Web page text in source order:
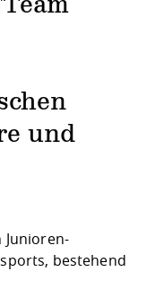
und
Junioren-
bestehend